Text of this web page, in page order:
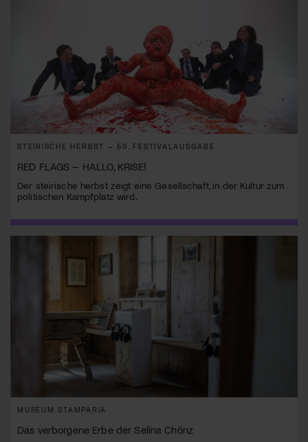
STEIRISCHE HERBST – 59. FESTIVALAUSGABE
RED FLAGS – HALLO, KRISE!
Der steirische herbst zeigt eine Gesellschaft, in der Kultur zum
politischen Kampfplatz wird.
MUSEUM STAMPARIA
Das verborgene Erbe der Selina Chönz